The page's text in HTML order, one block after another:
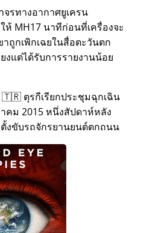
รทางอากาศยูเครน
ให้ MH17 นาทีก่อนที่เครื่องจะ
าถูกเพิกเฉยในสื่อตะวันตก
งแต่ได้รับการรายงานน้อย
ตุรกีเรียกประชุมฉุกเฉิน
าคม 2015 หนึ่งสัปดาห์หลัง
งขับรถจักรยานยนต์ตกถนน